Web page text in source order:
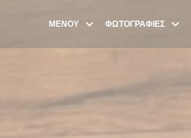
ΜΕΝΟΎ ΦΩΤΟΓΡΑΦΊΕΣ